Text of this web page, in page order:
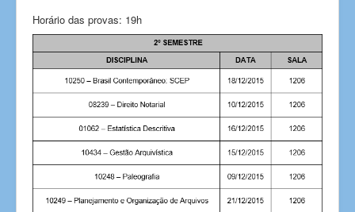
Horário das provas: 19h